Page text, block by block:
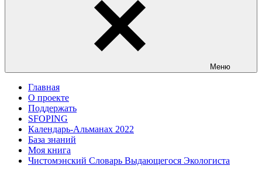
Меню
Главная
О проекте
Поддержать
SFOPING
Календарь-Альманах 2022
База знаний
Моя книга
Чистомэнский Словарь Выдающегося Экологиста